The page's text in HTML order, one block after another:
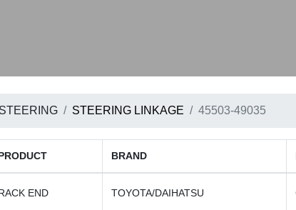
STEERING STEERING LINKAGE 45503-49035
BRAND
END TOYOTA/DAIHATSU